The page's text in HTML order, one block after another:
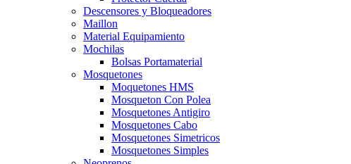
Descensores y Bloqueadores
Maillon
Material Equipamiento
Mochilas
Bolsas Portamaterial
Mosquetones
Moquetones HMS
Mosqueton Con Polea
Mosquetones Antigiro
Mosquetones Cabo
Mosquetones Simetricos
Mosquetones Simples